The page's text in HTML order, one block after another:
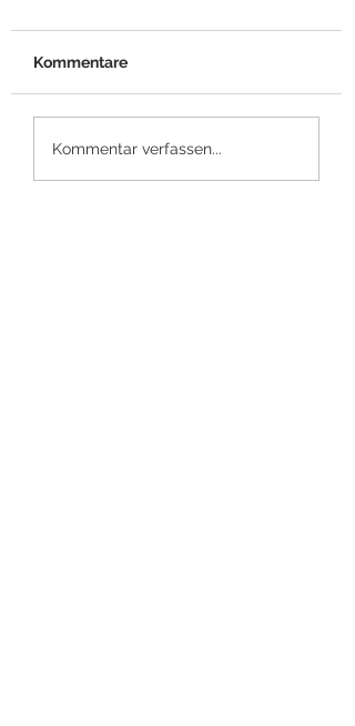
Kommentare
Kommentar verfassen...